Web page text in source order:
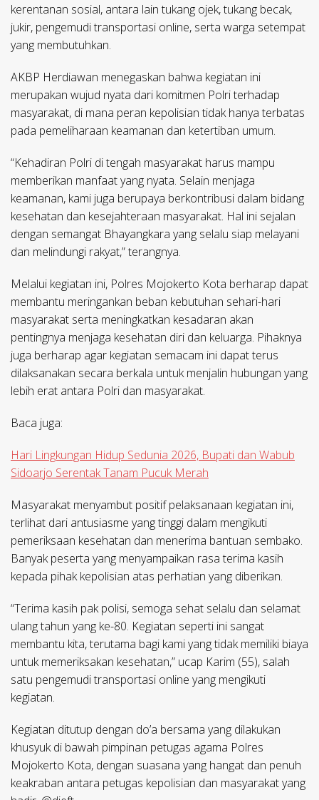
kerentanan sosial, antara lain tukang ojek, tukang becak,
jukir, pengemudi transportasi online, serta warga setempat
yang membutuhkan.
AKBP Herdiawan menegaskan bahwa kegiatan ini
merupakan wujud nyata dari komitmen Polri terhadap
masyarakat, di mana peran kepolisian tidak hanya terbatas
pada pemeliharaan keamanan dan ketertiban umum.
“Kehadiran Polri di tengah masyarakat harus mampu
memberikan manfaat yang nyata. Selain menjaga
keamanan, kami juga berupaya berkontribusi dalam bidang
kesehatan dan kesejahteraan masyarakat. Hal ini sejalan
dengan semangat Bhayangkara yang selalu siap melayani
dan melindungi rakyat,” terangnya.
Melalui kegiatan ini, Polres Mojokerto Kota berharap dapat
membantu meringankan beban kebutuhan sehari-hari
masyarakat serta meningkatkan kesadaran akan
pentingnya menjaga kesehatan diri dan keluarga. Pihaknya
juga berharap agar kegiatan semacam ini dapat terus
dilaksanakan secara berkala untuk menjalin hubungan yang
lebih erat antara Polri dan masyarakat.
Baca juga:
Hari Lingkungan Hidup Sedunia 2026, Bupati dan Wabub
Sidoarjo Serentak Tanam Pucuk Merah
Masyarakat menyambut positif pelaksanaan kegiatan ini,
terlihat dari antusiasme yang tinggi dalam mengikuti
pemeriksaan kesehatan dan menerima bantuan sembako.
Banyak peserta yang menyampaikan rasa terima kasih
kepada pihak kepolisian atas perhatian yang diberikan.
“Terima kasih pak polisi, semoga sehat selalu dan selamat
ulang tahun yang ke-80. Kegiatan seperti ini sangat
membantu kita, terutama bagi kami yang tidak memiliki biaya
untuk memeriksakan kesehatan,” ucap Karim (55), salah
satu pengemudi transportasi online yang mengikuti
kegiatan.
Kegiatan ditutup dengan do’a bersama yang dilakukan
khusyuk di bawah pimpinan petugas agama Polres
Mojokerto Kota, dengan suasana yang hangat dan penuh
keakraban antara petugas kepolisian dan masyarakat yang